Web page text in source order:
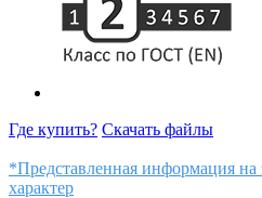
Где купить? Скачать файлы
*Представленная информация на
характер